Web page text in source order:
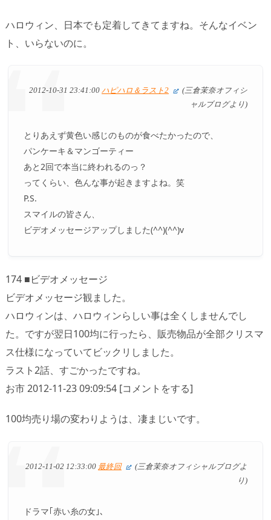
ハロウィン、日本でも定着してきてますね。そんなイベン
ト、いらないのに。
2012-10-31 23:41:00 ハピハロ＆ラスト2
(三倉茉奈オフィシ
ャルブログより)
とりあえず黄色い感じのものが食べたかったので、
パンケーキ＆マンゴーティー
あと2回で本当に終われるのっ？
ってくらい、色んな事が起きますよね。笑
P.S.
スマイルの皆さん、
ビデオメッセージアップしました(^^)(^^)v
174 ■ビデオメッセージ
ビデオメッセージ観ました。
ハロウィンは、ハロウィンらしい事は全くしませんでし
た。ですが翌日100均に行ったら、販売物品が全部クリスマ
ス仕様になっていてビックリしました。
ラスト2話、すごかったですね。
お市 2012-11-23 09:09:54 [コメントをする]
100均売り場の変わりようは、凄まじいです。
2012-11-02 12:33:00 最終回
(三倉茉奈オフィシャルブログよ
り)
ドラマ｢赤い糸の女｣、